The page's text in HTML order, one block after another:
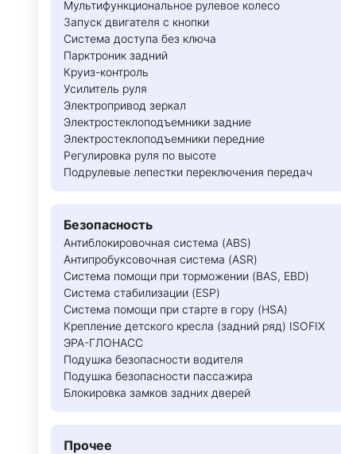
Мультифункциональное рулевое колесо
Запуск двигателя с кнопки
Система доступа без ключа
Парктроник задний
Круиз-контроль
Усилитель руля
Электропривод зеркал
Электростеклоподъемники задние
Электростеклоподъемники передние
Регулировка руля по высоте
Подрулевые лепестки переключения передач
Безопасность
Антиблокировочная система (ABS)
Антипробуксовочная система (ASR)
Система помощи при торможении (BAS, EBD)
Система стабилизации (ESP)
Система помощи при старте в гору (HSA)
Крепление детского кресла (задний ряд) ISOFIX
ЭРА-ГЛОНАСС
Подушка безопасности водителя
Подушка безопасности пассажира
Блокировка замков задних дверей
Прочее